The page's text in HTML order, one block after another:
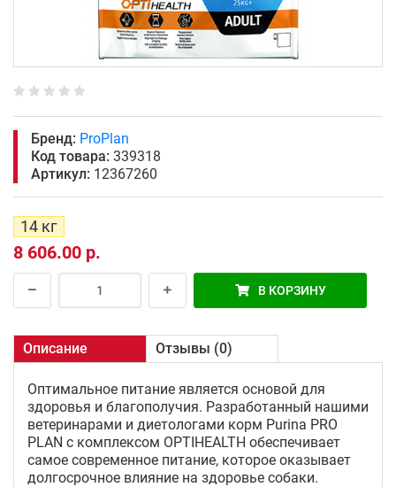
Бренд: ProPlan
Код товара: 339318
Артикул: 12367260
14 кг
8 606.00 р.
В КОРЗИНУ
Описание Отзывы (0)
Оптимальное питание является основой для
здоровья и благополучия. Разработанный нашими
ветеринарами и диетологами корм Purina PRO
PLAN с комплексом OPTIHEALTH обеспечивает
самое современное питание, которое оказывает
долгосрочное влияние на здоровье собаки.